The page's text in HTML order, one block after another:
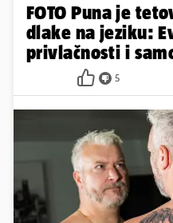
FOTO Puna je
dlake na jeziku:
privlačnosti i
5